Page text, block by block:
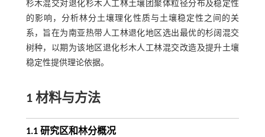
杉木混交对退化杉木人工林土壤团聚体粒径分布及稳定性
的影响，分析林分土壤理化性质与土壤稳定性之间的关
系，旨在为南亚热带人工林退化地区选出最优的杉阔混交
树种，以期为该地区退化杉木人工林混交改造及提升土壤
稳定性提供理论依据。
1 材料与方法
1.1 研究区和林分概况